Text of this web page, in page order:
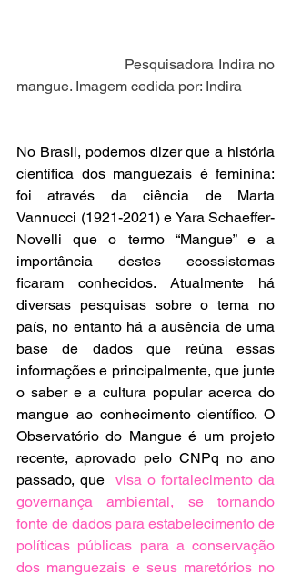
mangue. Imagem cedida por: Indira
No Brasil, podemos dizer que a história
científica dos manguezais é feminina:
foi através da ciência de Marta
Vannucci (1921-2021) e Yara Schaeffer-
Novelli que o termo “Mangue” e a
importância destes ecossistemas
ficaram conhecidos. Atualmente há
diversas pesquisas sobre o tema no
país, no entanto há a ausência de uma
base de dados que reúna essas
informações e principalmente, que junte
o saber e a cultura popular acerca do
mangue ao conhecimento científico. O
Observatório do Mangue é um projeto
recente, aprovado pelo CNPq no ano
passado, que visa o fortalecimento da
governança ambiental, se tornando
fonte de dados para estabelecimento de
políticas públicas para a conservação
dos manguezais e seus maretórios no